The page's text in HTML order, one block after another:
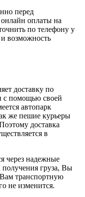
перед
оплаты на
по телефону у
возможность
доставку по
с помощью своей
автопарк
же пешие курьеры
доставка
в
через надежные
груза, Вы
транспортную
не изменится.